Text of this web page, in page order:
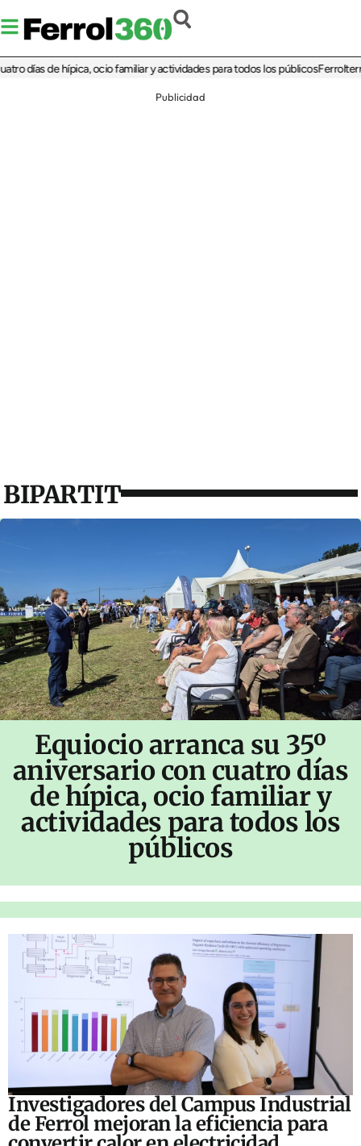
de hípica, ocio familiar y actividades para todos los públicosFerrolterra
Publicidad
BIPARTIT
Equiocio arranca su 35º
aniversario con cuatro días
de hípica, ocio familiar y
actividades para todos los
públicos
Investigadores del Campus Industrial
de Ferrol mejoran la eficiencia para